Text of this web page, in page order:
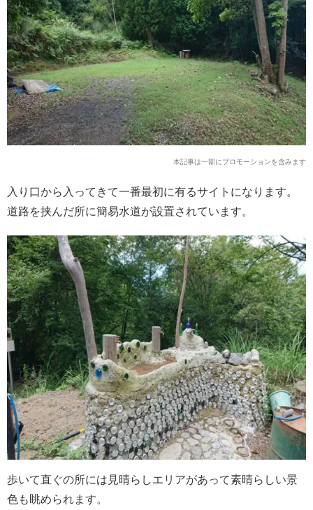
本記事は一部にプロモーションを含みます
入り口から入ってきて一番最初に有るサイトになります。
道路を挟んだ所に簡易水道が設置されています。
歩いて直ぐの所には見晴らしエリアがあって素晴らしい景
色も眺められます。